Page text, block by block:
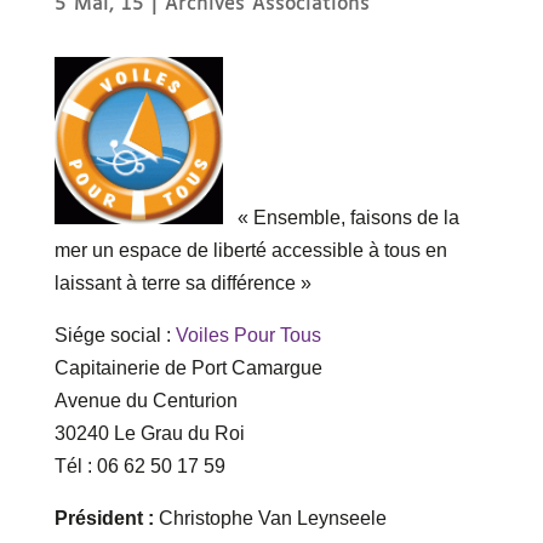
5 Mai, 15 Archives Associations
« Ensemble, faisons de la
mer un espace de liberté accessible à tous en
laissant à terre sa différence »
Siége social : Voiles Pour Tous
Capitainerie de Port Camargue
Avenue du Centurion
30240 Le Grau du Roi
Tél : 06 62 50 17 59
Président : Christophe Van Leynseele